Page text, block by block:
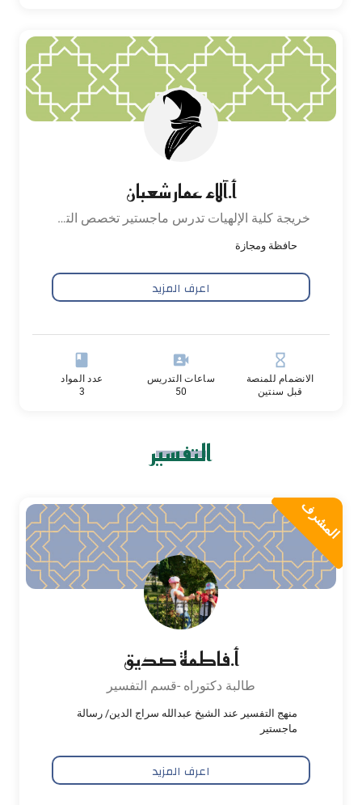
أ.آلاء عمار شعبان
خريجة كلية الإلهيات تدرس ماجستير تخصص التفسير والقراءات حافظة ومجازة
حافظة ومجازة
اعرف المزيد
hourglass_empty
الانضمام للمنصة
قبل سنتين
video_camera_front
ساعات التدريس
50
book
عدد المواد
3
التفسير
المشرف
أ.فاطمة صديق
طالبة دكتوراه -قسم التفسير
منهج التفسير عند الشيخ عبدالله سراج الدين/ رسالة
ماجستير
اعرف المزيد